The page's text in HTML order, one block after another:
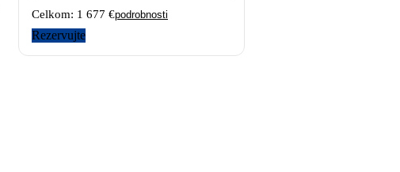
Celkom: 1 677 €podrobnosti
Rezervujte